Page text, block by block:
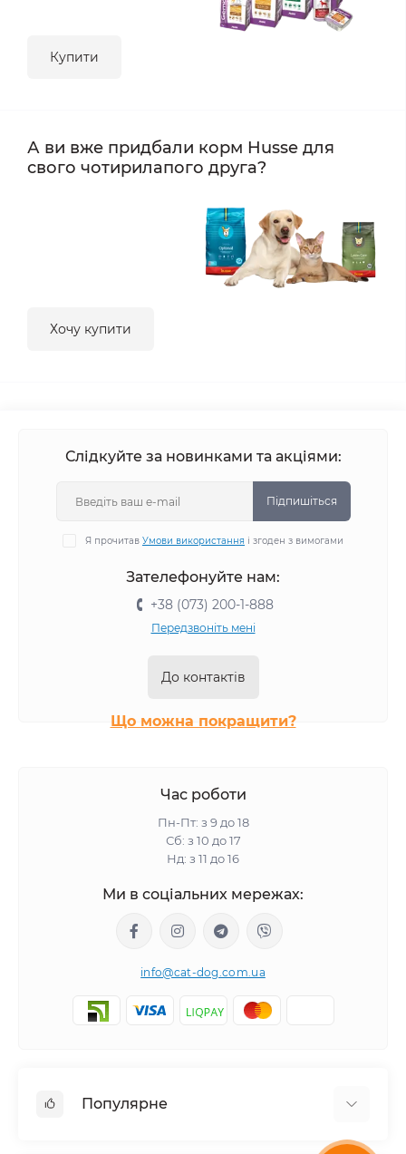
Купити
А ви вже придбали корм Husse для
свого чотирилапого друга?
Хочу купити
Слідкуйте за новинками та акціями:
Підпишіться
Я прочитав Умови використання і згоден з вимогами
Зателефонуйте нам:
+38 (073) 200-1-888
Передзвоніть мені
До контактів
Що можна покращити?
Час роботи
Пн-Пт: з 9 до 18
Сб: з 10 до 17
Нд: з 11 до 16
Ми в соціальних мережах:
info@cat-dog.com.ua
Популярне